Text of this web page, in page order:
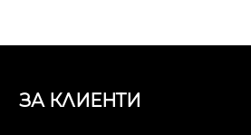
ЗА КЛИЕНТИ